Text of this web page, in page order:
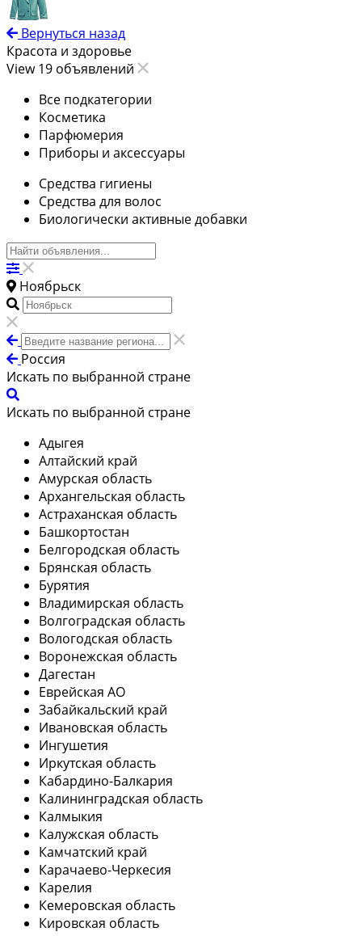
Вернуться назад
Красота и здоровье
View 19 объявлений
Все подкатегории
Косметика
Парфюмерия
Приборы и аксессуары
Средства гигиены
Средства для волос
Биологически активные добавки
Ноябрьск
Россия
Искать по выбранной стране
Искать по выбранной стране
Адыгея
Алтайский край
Амурская область
Архангельская область
Астраханская область
Башкортостан
Белгородская область
Брянская область
Бурятия
Владимирская область
Волгоградская область
Вологодская область
Воронежская область
Дагестан
Еврейская АО
Забайкальский край
Ивановская область
Ингушетия
Иркутская область
Кабардино-Балкария
Калининградская область
Калмыкия
Калужская область
Камчатский край
Карачаево-Черкесия
Карелия
Кемеровская область
Кировская область